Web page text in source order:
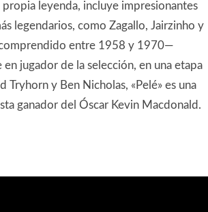
leyenda, incluye impresionantes
legendarios, como Zagallo, Jairzinho y
entre 1958 y 1970—
jugador de la selección, en una etapa
y Ben Nicholas, «Pelé» es una
ganador del Óscar Kevin Macdonald.